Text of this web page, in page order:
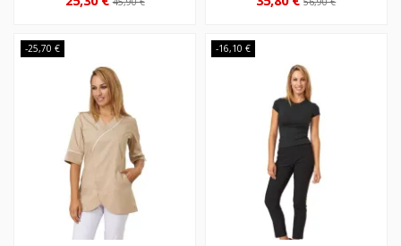
-25,70 € -16,10 €